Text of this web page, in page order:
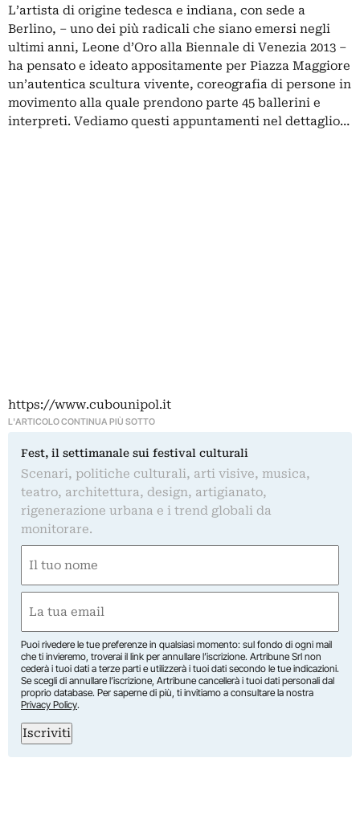
L’artista di origine tedesca e indiana, con sede a
Berlino, – uno dei più radicali che siano emersi negli
ultimi anni, Leone d’Oro alla Biennale di Venezia 2013 –
ha pensato e ideato appositamente per Piazza Maggiore
un’autentica scultura vivente, coreografia di persone in
movimento alla quale prendono parte 45 ballerini e
interpreti. Vediamo questi appuntamenti nel dettaglio…
https://www.cubounipol.it
L'ARTICOLO CONTINUA PIÙ SOTTO
Fest, il settimanale sui festival culturali
Scenari, politiche culturali, arti visive, musica,
teatro, architettura, design, artigianato,
rigenerazione urbana e i trend globali da
monitorare.
(Required)
First
(Required)
Puoi rivedere le tue preferenze in qualsiasi momento: sul fondo di ogni mail
che ti invieremo, troverai il link per annullare l’iscrizione. Artribune Srl non
cederà i tuoi dati a terze parti e utilizzerà i tuoi dati secondo le tue indicazioni.
Se scegli di annullare l’iscrizione, Artribune cancellerà i tuoi dati personali dal
proprio database. Per saperne di più, ti invitiamo a consultare la nostra
Privacy Policy.
Iscriviti